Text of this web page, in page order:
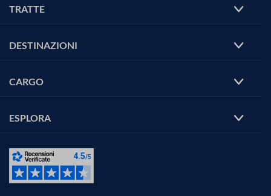
TRATTE
DESTINAZIONI
CARGO
ESPLORA